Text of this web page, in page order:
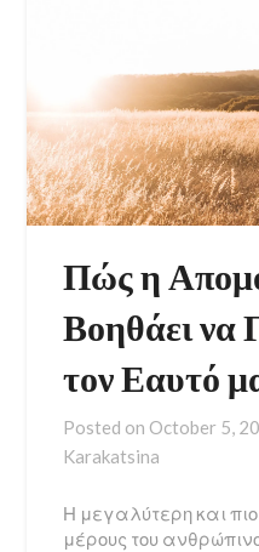
Πώς η
Βοηθάει να
τον Εαυτό
Posted on October 5,
Karakatsina
Η μεγαλύτερη και
μέρους του